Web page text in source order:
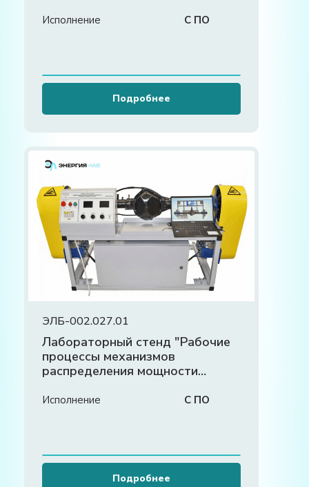
Исполнение С ПО
Подробнее
ЭЛБ-002.027.01
Лабораторный стенд "Рабочие
процессы механизмов
распределения мощности
Исполнение С ПО
Подробнее